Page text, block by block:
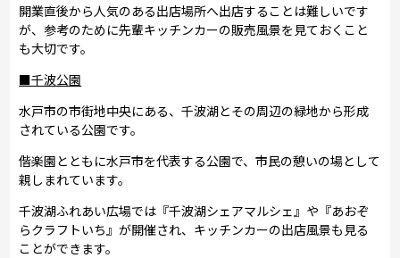
開業直後から人気のある出店場所へ出店することは難しいです
が、参考のために先輩キッチンカーの販売風景を見ておくこと
も大切です。
■千波公園
水戸市の市街地中央にある、千波湖とその周辺の緑地から形成
されている公園です。
偕楽園とともに水戸市を代表する公園で、市民の憩いの場として
親しまれています。
千波湖ふれあい広場では『千波湖シェアマルシェ』や『あおぞ
らクラフトいち』が開催され、キッチンカーの出店風景も見る
ことができます。